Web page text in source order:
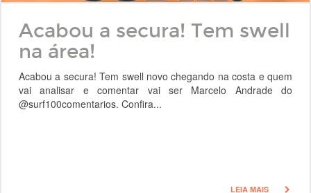
Acabou a secura! Tem swell
na área!
Acabou a secura! Tem swell novo chegando na costa e quem
vai analisar e comentar vai ser Marcelo Andrade do
@surf100comentarios. Confira...
LEIA MAIS